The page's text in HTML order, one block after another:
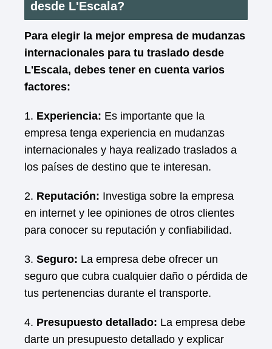
desde L'Escala?
Para elegir la mejor empresa de mudanzas
internacionales para tu traslado desde
L'Escala, debes tener en cuenta varios
factores:
1. Experiencia: Es importante que la
empresa tenga experiencia en mudanzas
internacionales y haya realizado traslados a
los países de destino que te interesan.
2. Reputación: Investiga sobre la empresa
en internet y lee opiniones de otros clientes
para conocer su reputación y confiabilidad.
3. Seguro: La empresa debe ofrecer un
seguro que cubra cualquier daño o pérdida de
tus pertenencias durante el transporte.
4. Presupuesto detallado: La empresa debe
darte un presupuesto detallado y explicar